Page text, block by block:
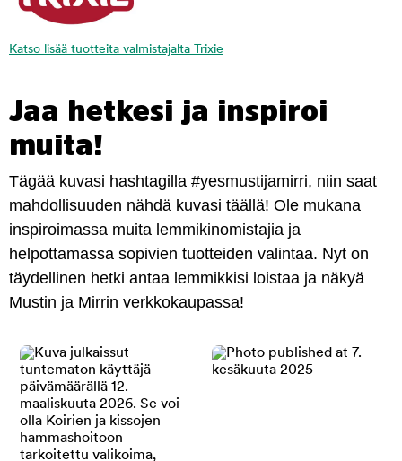
Katso lisää tuotteita valmistajalta Trixie
Jaa hetkesi ja inspiroi
muita!
Tägää kuvasi hashtagilla #yesmustijamirri, niin saat
mahdollisuuden nähdä kuvasi täällä! Ole mukana
inspiroimassa muita lemmikinomistajia ja
helpottamassa sopivien tuotteiden valintaa. Nyt on
täydellinen hetki antaa lemmikkisi loistaa ja näkyä
Mustin ja Mirrin verkkokaupassa!